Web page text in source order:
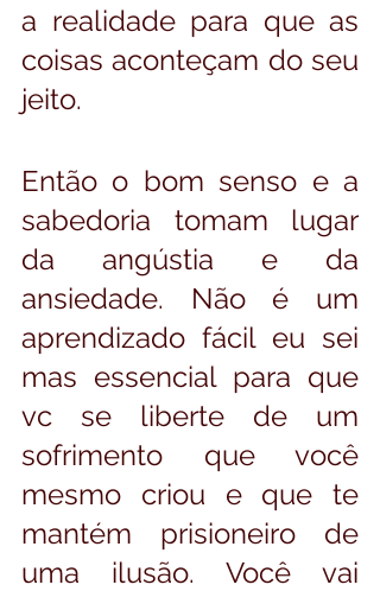
a realidade para que as
coisas aconteçam do seu
jeito.
Então o bom senso e a
sabedoria tomam lugar
da angústia e da
ansiedade. Não é um
aprendizado fácil eu sei
mas essencial para que
vc se liberte de um
sofrimento que você
mesmo criou e que te
mantém prisioneiro de
uma ilusão. Você vai